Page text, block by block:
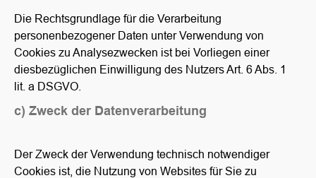
Die Rechtsgrundlage für die Verarbeitung
personenbezogener Daten unter Verwendung von
Cookies zu Analysezwecken ist bei Vorliegen einer
diesbezüglichen Einwilligung des Nutzers Art. 6 Abs. 1
lit. a DSGVO.
c) Zweck der Datenverarbeitung
Der Zweck der Verwendung technisch notwendiger
Cookies ist, die Nutzung von Websites für Sie zu